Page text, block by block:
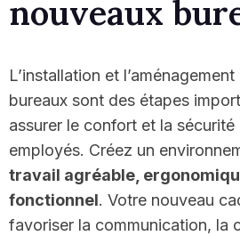
nouveaux
L’installation et
bureaux sont des étapes
assurer le confort et la sécurité
employés. Créez un
travail agréable,
fonctionnel. Votre nouveau
favoriser la communication, la